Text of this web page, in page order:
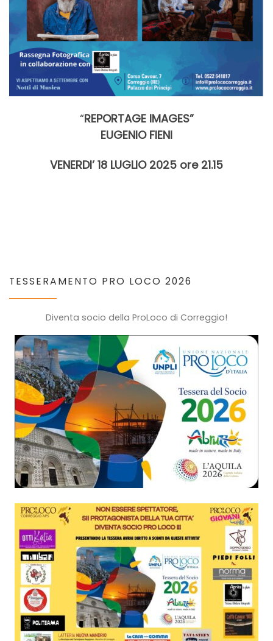
“REPORTAGE IMAGES”
EUGENIO FIENI
VENERDI’ 18 LUGLIO 2025 ore 21.15
TESSERAMENTO PRO LOCO 2026
Diventa socio della ProLoco di Correggio!